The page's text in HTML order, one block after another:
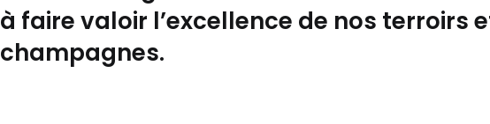
à faire valoir l’excellence de nos terroirs
champagnes.